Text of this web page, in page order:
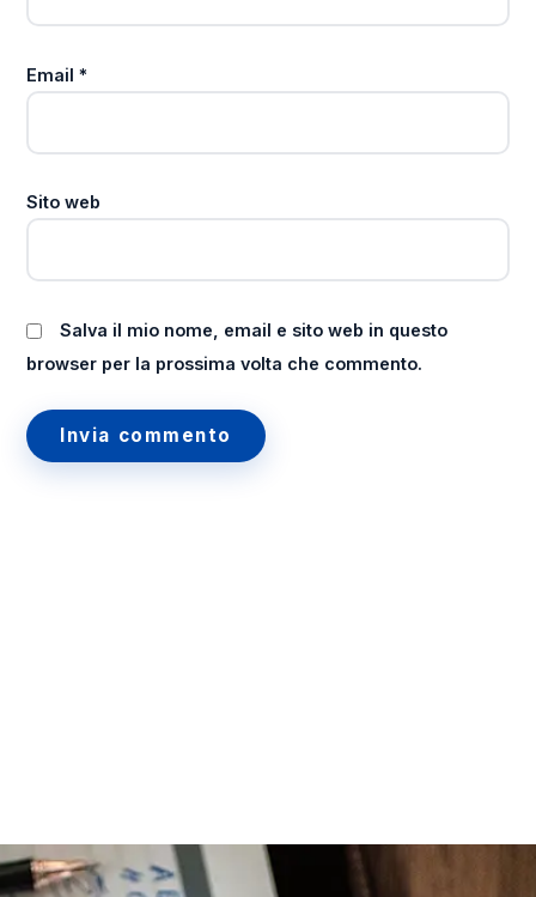
Email*
Sito web
Salva il mio nome, email e sito web in questo
browser per la prossima volta che commento.